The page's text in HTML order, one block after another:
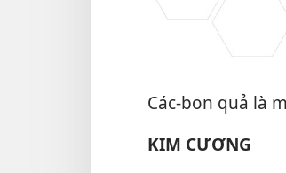
Các-bon quả là
KIM CƯƠNG